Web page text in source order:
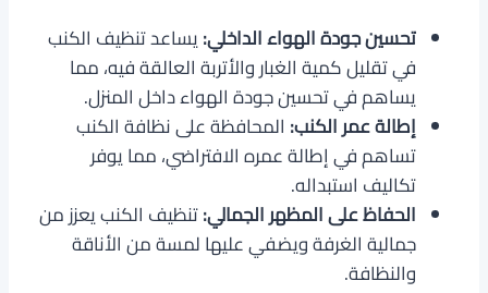
تحسين جودة الهواء الداخلي:يساعد تنظيف الكنب
في تقليل كمية الغبار والأتربة العالقة فيه، مما
يساهم في تحسين جودة الهواء داخل المنزل.
إطالة عمر الكنب: المحافظة على نظافة الكنب
تساهم في إطالة عمره الافتراضي، مما يوفر
تكاليف استبداله.
الحفاظ على المظهر الجمالي:تنظيف الكنب يعزز من
جمالية الغرفة ويضفي عليها لمسة من الأناقة
والنظافة.